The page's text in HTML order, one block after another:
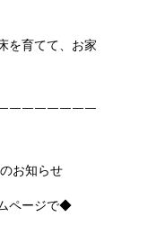
を育てて、お家
￣￣￣￣￣￣￣
お知らせ
ページで◆